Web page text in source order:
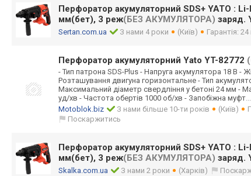
Перфоратор акумуляторний SDS+ YATO :
мм(бет), 3 реж(БЕЗ АКУМУЛЯТОРА) заряд.
Sertan.com.ua З нами 4 роки (Київ) Гарантія: 24
Перфоратор акумуляторний Yato YT-82772
- Тип патрона SDS-Plus - Напруга акумулятора 18 B -
Розташування двигуна горизонтальне - Тип
Максимальний діаметр свердління у бетоні 24 мм -
уд/хв - Частота обертів 1000 об/хв - Запобіжна муфт
Motoblok.biz
З нами більше 10-ти років (Київ)
Поскаржитись
Перфоратор акумуляторний SDS+ YATO :
мм(бет), 3 реж(БЕЗ АКУМУЛЯТОРА) заряд.
Skalka.com.ua З нами 2 роки (Харків)